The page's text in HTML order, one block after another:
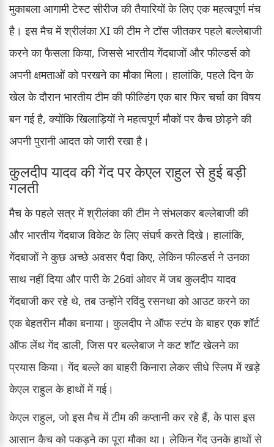
मुकाबला आगामी टेस्ट सीरीज की तैयारियों के लिए एक महत्वपूर्ण मंच
है। इस मैच में श्रीलंका XI की टीम ने टॉस जीतकर पहले बल्लेबाजी
करने का फैसला किया, जिससे भारतीय गेंदबाजों और फील्डर्स को
अपनी क्षमताओं को परखने का मौका मिला। हालांकि, पहले दिन के
खेल के दौरान भारतीय टीम की फील्डिंग एक बार फिर चर्चा का विषय
बन गई है, क्योंकि खिलाड़ियों ने महत्वपूर्ण मौकों पर कैच छोड़ने की
अपनी पुरानी आदत को जारी रखा है।
कुलदीप यादव की गेंद पर केएल राहुल से हुई बड़ी
गलती
मैच के पहले सत्र में श्रीलंका की टीम ने संभलकर बल्लेबाजी की
और भारतीय गेंदबाज विकेट के लिए संघर्ष करते दिखे। हालांकि,
गेंदबाजों ने कुछ अच्छे अवसर पैदा किए, लेकिन फील्डर्स ने उनका
साथ नहीं दिया और पारी के 26वां ओवर में जब कुलदीप यादव
गेंदबाजी कर रहे थे, तब उन्होंने रविंदु रसनथा को आउट करने का
एक बेहतरीन मौका बनाया। कुलदीप ने ऑफ स्टंप के बाहर एक शॉर्ट
ऑफ लेंथ गेंद डाली, जिस पर बल्लेबाज ने कट शॉट खेलने का
प्रयास किया। गेंद बल्ले का बाहरी किनारा लेकर सीधे स्लिप में खड़े
केएल राहुल के हाथों में गई।
केएल राहुल, जो इस मैच में टीम की कप्तानी कर रहे हैं, के पास इस
आसान कैच को पकड़ने का पूरा मौका था। लेकिन गेंद उनके हाथों से